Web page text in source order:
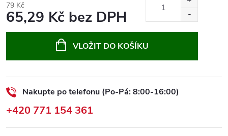
79 Kč
65,29 Kč bez DPH
VLOŽIT DO KOŠÍKU
Nakupte po telefonu (Po-Pá: 8:00-16:00)
+420 771 154 361